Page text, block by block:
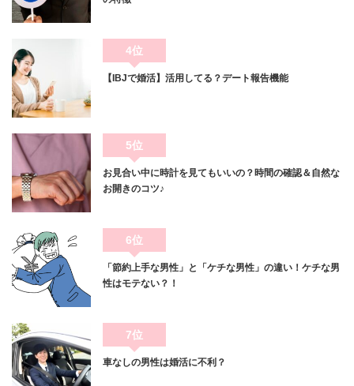
4位
【IBJで婚活】活用してる？デート報告機能
5位
お見合い中に時計を見てもいいの？時間の確認＆自然な
お開きのコツ♪
6位
「節約上手な男性」と「ケチな男性」の違い！ケチな男
性はモテない？！
7位
車なしの男性は婚活に不利？